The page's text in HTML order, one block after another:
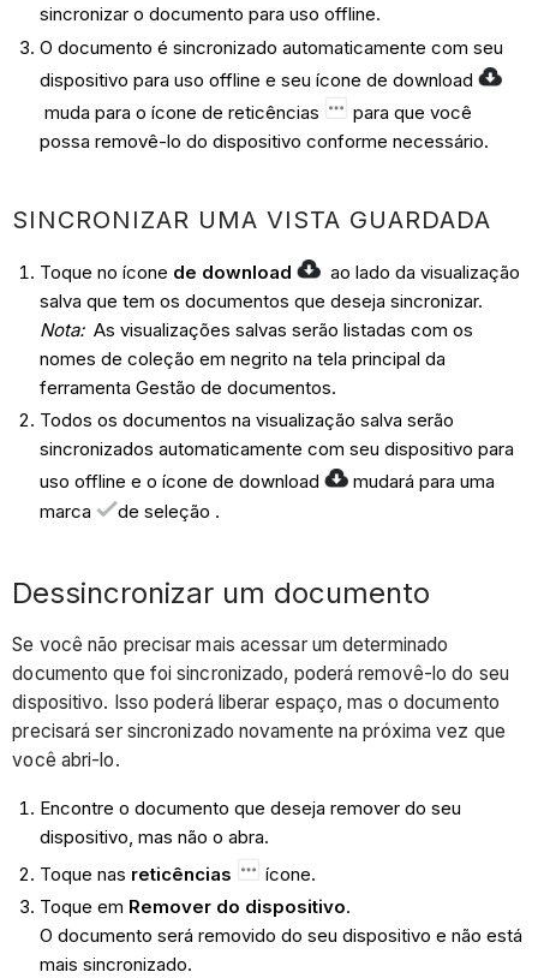
sincronizar o documento para uso offline.
O documento é sincronizado automaticamente com seu
dispositivo para uso offline e seu ícone de download
muda para o ícone de reticências
para que você
possa removê-lo do dispositivo conforme necessário.
SINCRONIZAR UMA VISTA GUARDADA
Toque no ícone de download
ao lado da visualização
salva que tem os documentos que deseja sincronizar.
Nota: As visualizações salvas serão listadas com os
nomes de coleção em negrito na tela principal da
ferramenta Gestão de documentos.
Todos os documentos na visualização salva serão
sincronizados automaticamente com seu dispositivo para
uso offline e o ícone de download
mudará para uma
marca
de seleção .
Dessincronizar um documento
Se você não precisar mais acessar um determinado
documento que foi sincronizado, poderá removê-lo do seu
dispositivo. Isso poderá liberar espaço, mas o documento
precisará ser sincronizado novamente na próxima vez que
você abri-lo.
Encontre o documento que deseja remover do seu
dispositivo, mas não o abra.
Toque nas reticências
ícone.
Toque em Remover do dispositivo.
O documento será removido do seu dispositivo e não está
mais sincronizado.